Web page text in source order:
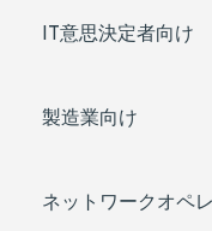
IT意思決定者向け
製造業向け
ネットワークオペ